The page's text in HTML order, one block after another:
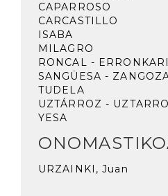
CAPARROSO
CARCASTILLO
ISABA
MILAGRO
RONCAL - ERRONKARI
SANGÜESA -
TUDELA
UZTÁRROZ -
YESA
URZAINKI, Juan